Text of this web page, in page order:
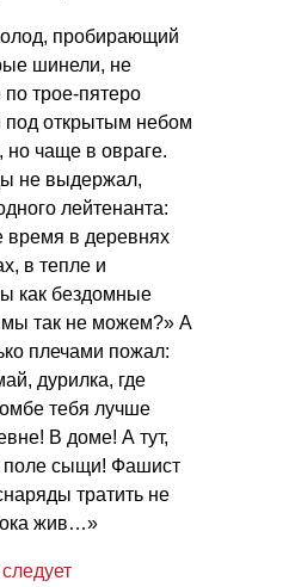
пробирающий
шинели, не
трое-пятеро
под открытым небом
но чаще в овраге.
не выдержал,
лейтенанта:
в деревнях
в тепле и
как бездомные
мы так не можем?» А
плечами пожал:
дурилка, где
тебя лучше
В доме! А тут,
поле сыщи! Фашист
тратить не
жив…»